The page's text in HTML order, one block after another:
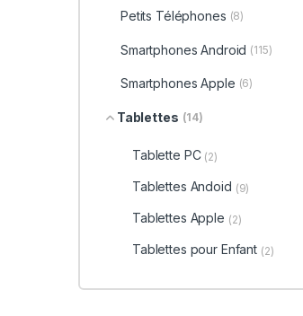
Petits Téléphones (8)
Smartphones Android (115)
Smartphones Apple (6)
Tablettes (14)
Tablette PC (2)
Tablettes Andoid (9)
Tablettes Apple (2)
Tablettes pour Enfant (2)